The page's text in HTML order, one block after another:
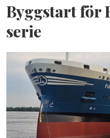
Byggstart för
serie